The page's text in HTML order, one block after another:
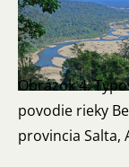
Obrázok 4.
povodie rieky
provincia Salta,